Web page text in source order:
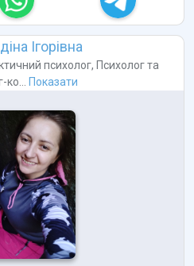
Ігорівна
психолог, Психологта
Показати